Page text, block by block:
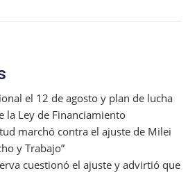
o A a dI
el 12 de agosto y plan de lucha
Ley de Financiamiento
marchó contra el ajuste de Milei
y Trabajo”
cuestionó el ajuste y advirtió que